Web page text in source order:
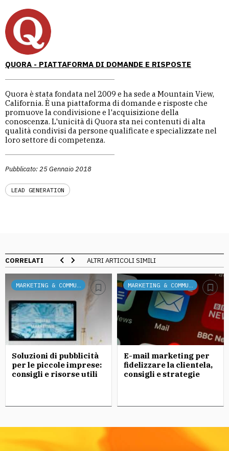
QUORA - PIATTAFORMA DI DOMANDE E RISPOSTE
Quora è stata fondata nel 2009 e ha sede a Mountain View,
California. È una piattaforma di domande e risposte che
promuove la condivisione e l'acquisizione della
conoscenza. L'unicità di Quora sta nei contenuti di alta
qualità condivisi da persone qualificate e specializzate nel
loro settore di competenza.
Pubblicato: 25 Gennaio 2018
LEAD GENERATION
CORRELATI ALTRI ARTICOLI SIMILI
MARKETING & COMMUNICATION
Soluzioni di pubblicità
per le piccole imprese:
consigli e risorse utili
MARKETING & COMMUNICATION
E-mail marketing per
fidelizzare la clientela,
consigli e strategie